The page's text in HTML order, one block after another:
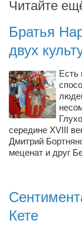
Сергей
Денис
Alfom
Писатели
Поэты
Режиссёры
Читайте
Братья
двух
Есть
середине XVIII
Дмитрий
меценат и друг
Кете